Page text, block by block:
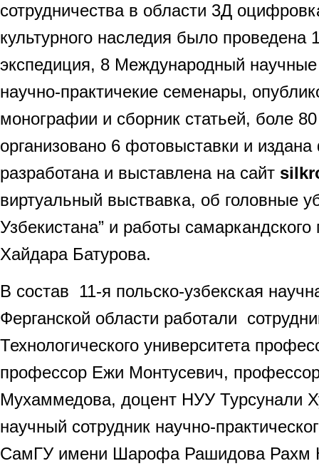
сотрудничества в области 3Д
культурного наследия было проведена
экспедиция, 8 Международный
научно-практичекие семенары,
монографии и сборник статьей, боле
организовано 6 фотовыставки и
разработана и выставлена на сайт
виртуальный выствавка, об головные
Узбекистана” и работы
Хайдара Батурова.
В состав 11-я польско-узбекская
Ферганской области работали
Технологического университета
профессор Ежи Монтусевич,
Мухаммедова, доцент НУУ Турсунали
научный сотрудник научно-
СамГУ имени Шарофа Рашидова Рахм